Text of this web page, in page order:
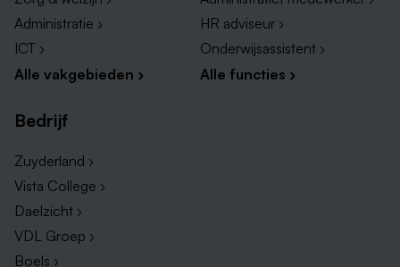
voorschriften;
participeren in afdelingsoverleg.
MBO+ werk- en denkniveau met extra scholing;
bekend met verschillende soorten mengtafels,
luidsprekersystemen en aansturing zowel analoog
als digitaal.
geluidtechniek;
Administratie ›
ICT ›
Alle vakgebieden ›
HR adviseur ›
Onderwijsassistent ›
Alle functies ›
Bedrijf
Zuyderland ›
Vista College ›
Daelzicht ›
VDL Groep ›
Boels ›